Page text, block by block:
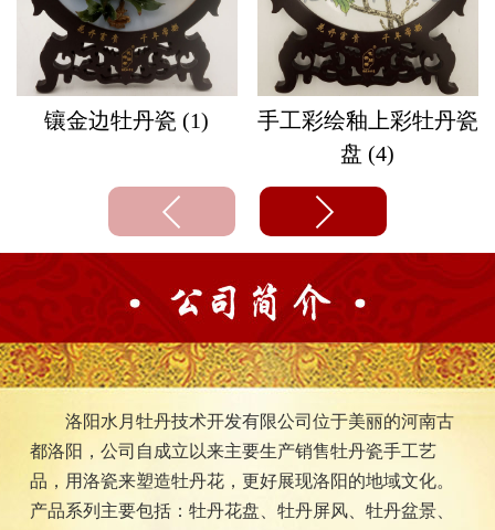
镶金边牡丹瓷 (1)
手工彩绘釉上彩牡丹瓷
盘 (4)
洛阳水月牡丹技术开发有限公司位于美丽的河南古
都洛阳，公司自成立以来主要生产销售牡丹瓷手工艺
品，用洛瓷来塑造牡丹花，更好展现洛阳的地域文化。
产品系列主要包括：牡丹花盘、牡丹屏风、牡丹盆景、